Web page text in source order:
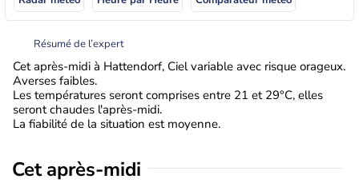
Résumé de l’expert
Cet après-midi à Hattendorf, Ciel variable avec risque orageux.
Averses faibles.
Les températures seront comprises entre 21 et 29°C, elles
seront chaudes l'après-midi.
La fiabilité de la situation est moyenne.
Cet après-midi